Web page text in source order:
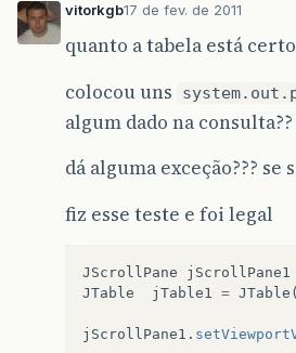
vitorkgb17 de fev. de 2011
quanto a tabela está
colocou uns
algum dado na consulta??
dá alguma exceção???
fiz esse teste e foi legal
JScrollPane jScrollPane1
JTable
jTable1 = JTable
jScrollPane1 .